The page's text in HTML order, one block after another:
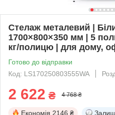
Стелаж металевий |
1700×800×350 мм | 5
кг/полицю | для дому,
Готово до відправки
Код: LS170250803555WA
2 622 ₴ 4 768 ₴
Економія 2146 ₴